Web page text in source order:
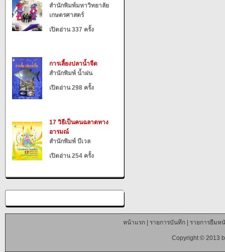
สำนักพิมพ์มหาวิทยาลัย
เกษตรศาสตร์
เปิดอ่าน 337 ครั้ง
การเลี้ยงปลาน้ำจืด
สำนักพิมพ์ น้ำฝน
เปิดอ่าน 298 ครั้ง
17 วิธีเป็นคนฉลาดทาง
อารมณ์
สำนักพิมพ์ บีเวล
เปิดอ่าน 254 ครั้ง
หน้าแรก| รายการบันทึก| รายการยืมห
Copyright © 2013